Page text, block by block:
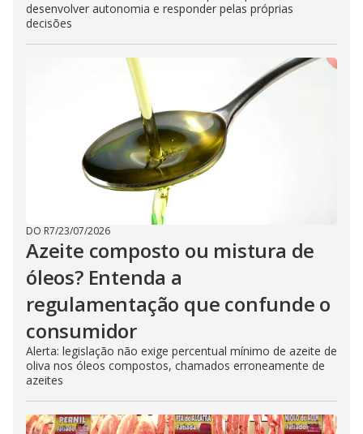
desenvolver autonomia e responder pelas próprias
decisões
DO R7/23/07/2026
Azeite composto ou mistura de
óleos? Entenda a
regulamentação que confunde o
consumidor
Alerta: legislação não exige percentual mínimo de azeite de
oliva nos óleos compostos, chamados erroneamente de
azeites